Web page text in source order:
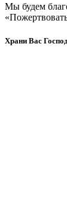
Мы будем
Храни Вас